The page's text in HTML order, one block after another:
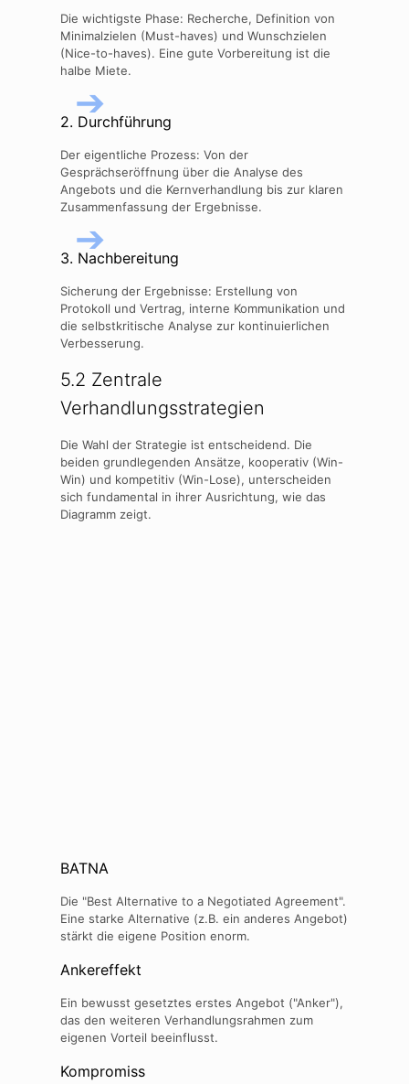
Die wichtigste Phase: Recherche, Definition von
Minimalzielen (Must-haves) und Wunschzielen
(Nice-to-haves). Eine gute Vorbereitung ist die
halbe Miete.
➔
2. Durchführung
Der eigentliche Prozess: Von der
Gesprächseröffnung über die Analyse des
Angebots und die Kernverhandlung bis zur klaren
Zusammenfassung der Ergebnisse.
➔
3. Nachbereitung
Sicherung der Ergebnisse: Erstellung von
Protokoll und Vertrag, interne Kommunikation und
die selbstkritische Analyse zur kontinuierlichen
Verbesserung.
5.2 Zentrale
Verhandlungsstrategien
Die Wahl der Strategie ist entscheidend. Die
beiden grundlegenden Ansätze, kooperativ (Win-
Win) und kompetitiv (Win-Lose), unterscheiden
sich fundamental in ihrer Ausrichtung, wie das
Diagramm zeigt.
BATNA
Die "Best Alternative to a Negotiated Agreement".
Eine starke Alternative (z.B. ein anderes Angebot)
stärkt die eigene Position enorm.
Ankereffekt
Ein bewusst gesetztes erstes Angebot ("Anker"),
das den weiteren Verhandlungsrahmen zum
eigenen Vorteil beeinflusst.
Kompromiss